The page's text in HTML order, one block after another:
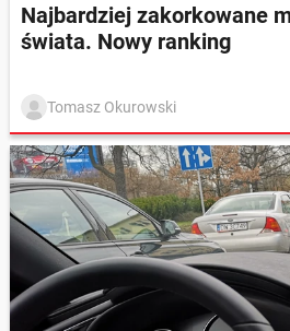
Najbardziej zakorkowane
świata. Nowy ranking
Tomasz Okurowski